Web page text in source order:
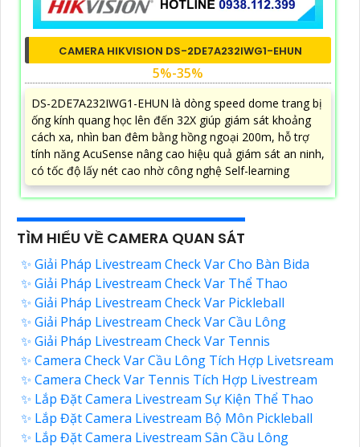
CAMERA HIKVISION DS-2DE7A232IWG1-EHUN
5%-35%
DS-2DE7A232IWG1-EHUN là dòng speed dome trang bị
ống kính quang học lên đến 32X giúp giám sát khoảng
cách xa, nhìn ban đêm bằng hồng ngoại 200m, hỗ trợ
tính năng AcuSense nâng cao hiệu quả giám sát an ninh,
có tốc độ lấy nét cao nhờ công nghệ Self-learning
TÌM HIỂU VỀ CAMERA QUAN SÁT
✨ Giải Pháp Livestream Check Var Cho Bàn Bida
✨ Giải Pháp Livestream Check Var Thể Thao
✨ Giải Pháp Livestream Check Var Pickleball
✨ Giải Pháp Livestream Check Var Cầu Lông
✨ Giải Pháp Livestream Check Var Tennis
✨ Camera Check Var Cầu Lông Tích Hợp Livetsream
✨ Camera Check Var Tennis Tích Hợp Livestream
✨ Lắp Đặt Camera Livestream Sự Kiện Thể Thao
✨ Lắp Đặt Camera Livestream Bộ Môn Pickleball
✨ Lắp Đặt Camera Livestream Sân Cầu Lông